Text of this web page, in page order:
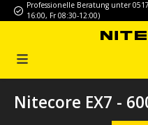
Zum Hauptinhalt springen
Professionelle Beratung unter
16:00, Fr 08:30-12:00)
Nitecore EX7 -